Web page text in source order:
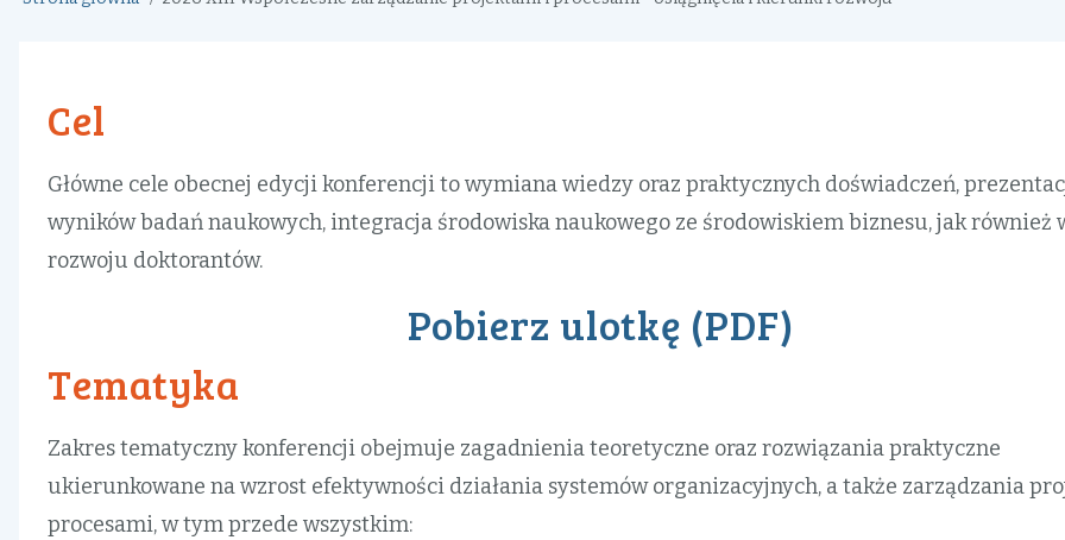
Ścieżka
Cel
Główne cele obecnej edycji konferencji to wymiana wiedzy oraz praktycznych doświadczeń,
wyników badań naukowych, integracja środowiska naukowego ze środowiskiem biznesu, jak również
rozwoju doktorantów.
Pobierz ulotkę (PDF)
Tematyka
Zakres tematyczny konferencji obejmuje zagadnienia teoretyczne oraz rozwiązania praktyczne
ukierunkowane na wzrost efektywności działania systemów organizacyjnych, a także zarządzania
procesami, w tym przede wszystkim: